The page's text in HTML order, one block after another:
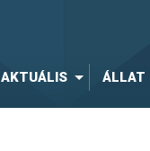
AKTUÁLIS ÁLLAT